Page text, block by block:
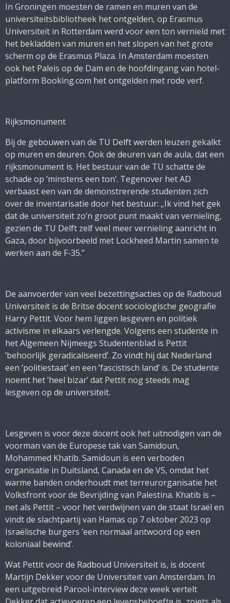
In Groningen moesten de ramen en muren van de
universiteitsbibliotheek het ontgelden, op Erasmus
Universiteit in Rotterdam werd voor een ton vernield met
het bekladden van muren en het slopen van het grote
scherm op de Erasmus Plaza. In Amsterdam moesten
ook het Paleis op de Dam en de hoofdingang van hotel-
platform Booking.com het ontgelden met rode verf.
Rijksmonument
Bij de gebouwen van de TU Delft werden leuzen gekalkt
op muren en deuren. Ook de deuren van de aula, dat een
rijksmonument is. Het bestuur van de TU schatte de
schade op ’minstens een ton’. Tegenover het AD
verbaast een van de demonstrerende studenten zich
over de inventarisatie door het bestuur: „Ik vind het gek
dat de universiteit zo’n groot punt maakt van vernieling,
gezien de TU Delft zelf veel meer vernieling aanricht in
Gaza, door bijvoorbeeld met Lockheed Martin samen te
werken aan de F-35.”
De aanvoerder van veel bezettingsacties op de Radboud
Universiteit is de Britse docent sociologische geografie
Harry Pettit. Voor hem liggen lesgeven en politiek
activisme in elkaars verlengde. Volgens een studente in
het Algemeen Nijmeegs Studentenblad is Pettit
’behoorlijk geradicaliseerd’. Zo vindt hij dat Nederland
een ’politiestaat’ en een ’fascistisch land’ is. De studente
noemt het ’heel bizar’ dat Pettit nog steeds mag
lesgeven op de universiteit.
Lesgeven is voor deze docent ook het uitnodigen van de
voorman van de Europese tak van Samidoun,
Mohammed Khatib. Samidoun is een verboden
organisatie in Duitsland, Canada en de VS, omdat het
warme banden onderhoudt met terreurorganisatie het
Volksfront voor de Bevrijding van Palestina. Khatib is –
net als Pettit – voor het verdwijnen van de staat Israël en
vindt de slachtpartij van Hamas op 7 oktober 2023 op
Israëlische burgers ’een normaal antwoord op een
koloniaal bewind’.
Wat Pettit voor de Radboud Universiteit is, is docent
Martijn Dekker voor de Universiteit van Amsterdam. In
een uitgebreid Parool-interview deze week vertelt